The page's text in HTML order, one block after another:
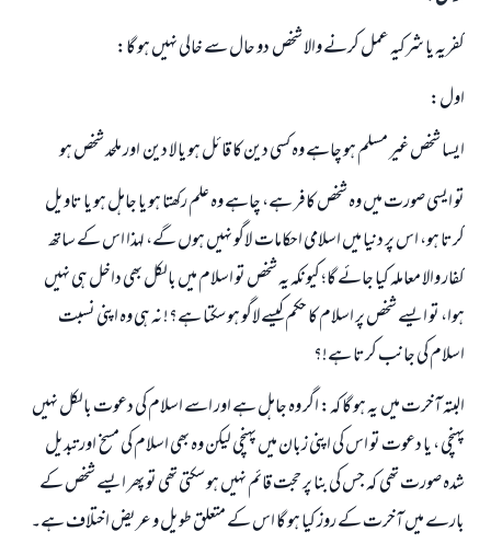
کفریہ یا شرکیہ عمل کرنے والا شخص دو حال سے خالی نہیں ہو گا:
اول:
ایسا شخص غیر مسلم ہو چاہے وہ کسی دین کا قائل ہو یا لا دین اور ملحد شخص ہو
تو ایسی صورت میں وہ شخص کافر ہے، چاہے وہ علم رکھتا ہو یا جاہل ہو یا تاویل
کرتا ہو، اس پر دنیا میں اسلامی احکامات لاگو نہیں ہوں گے، لہذا اس کے ساتھ
کفار والا معاملہ کیا جائے گا؛ کیونکہ یہ شخص تو اسلام میں بالکل بھی داخل ہی نہیں
ہوا، تو ایسے شخص پر اسلام کا حکم کیسے لاگو ہو سکتا ہے؟! نہ ہی وہ اپنی نسبت
اسلام کی جانب کرتا ہے!؟
البتہ آخرت میں یہ ہو گا کہ: اگر وہ جاہل ہے اور اسے اسلام کی دعوت بالکل نہیں
پہنچی ، یا دعوت تو اس کی اپنی زبان میں پہنچی لیکن وہ بھی اسلام کی مسخ اور تبدیل
شدہ صورت تھی کہ جس کی بنا پر حجت قائم نہیں ہو سکتی تھی تو پھر ایسے شخص کے
بارے میں آخرت کے روز کیا ہو گا اس کے متعلق طویل و عریض اختلاف ہے۔